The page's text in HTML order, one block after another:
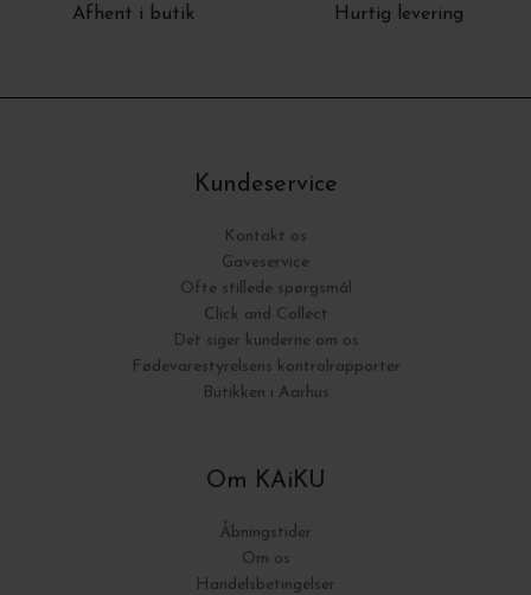
Afhent i butik Hurtig levering
Kundeservice
Kontakt os
Gaveservice
Ofte stillede spørgsmål
Click and Collect
Det siger kunderne om os
Fødevarestyrelsens kontrolrapporter
Butikken i Aarhus
Om KAiKU
Åbningstider
Om os
Handelsbetingelser